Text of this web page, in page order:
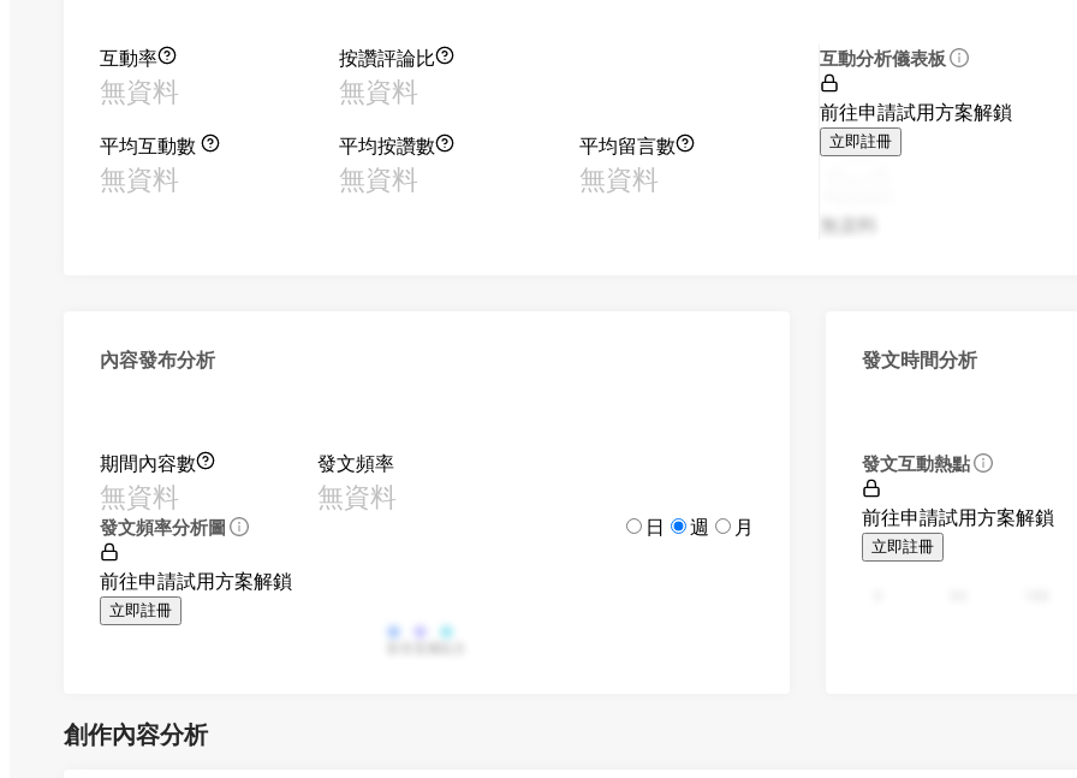
互動率
無資料
按讚評論比
無資料
平均互動數
無資料
平均按讚數
無資料
平均留言數
無資料
互動分析儀表板
前往申請試用方案解鎖
立即註冊
無資料
內容發布分析
期間內容數
無資料
發文頻率
無資料
發文頻率分析圖 日 週 月
前往申請試用方案解鎖
立即註冊
發文時間分析
發文互動熱點
前往申請試用方案解鎖
立即註冊
創作內容分析